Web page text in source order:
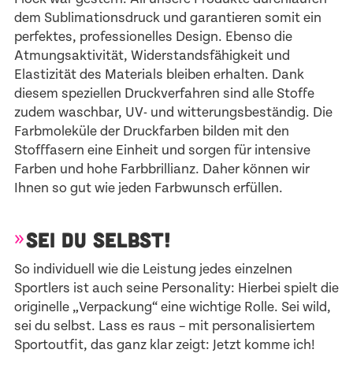
dem Sublimationsdruck und garantieren somit ein
perfektes, professionelles Design. Ebenso die
Atmungsaktivität, Widerstandsfähigkeit und
Elastizität des Materials bleiben erhalten. Dank
diesem speziellen Druckverfahren sind alle Stoffe
zudem waschbar, UV- und witterungsbeständig. Die
Farbmoleküle der Druckfarben bilden mit den
Stofffasern eine Einheit und sorgen für intensive
Farben und hohe Farbbrillianz. Daher können wir
Ihnen so gut wie jeden Farbwunsch erfüllen.
SEI DU SELBST!
So individuell wie die Leistung jedes einzelnen
Sportlers ist auch seine Personality: Hierbei spielt die
originelle „Verpackung“ eine wichtige Rolle. Sei wild,
sei du selbst. Lass es raus – mit personalisiertem
Sportoutfit, das ganz klar zeigt: Jetzt komme ich!